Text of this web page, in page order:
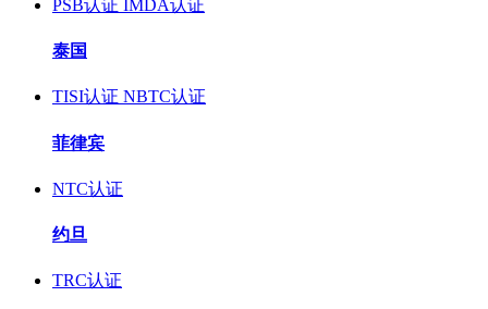
PSB认证 IMDA认证
泰国
TISI认证 NBTC认证
菲律宾
NTC认证
约旦
TRC认证